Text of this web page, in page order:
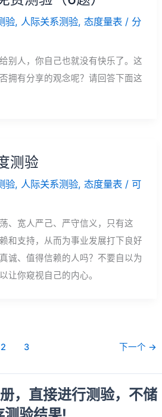
验, 人际关系测验, 态度量表 / 分
别人，你自己也就没有快乐了。这
拥有分享的观念呢？请回答下面这
测验
验, 人际关系测验, 态度量表 / 可
、宽人严己、严守信义，只有这
和支持，从而为事业发展打下良好
诚、值得信赖的人吗？不要自以为
让你窥视自己的内心。
2 3 下一个 →
，直接进行测验，不储